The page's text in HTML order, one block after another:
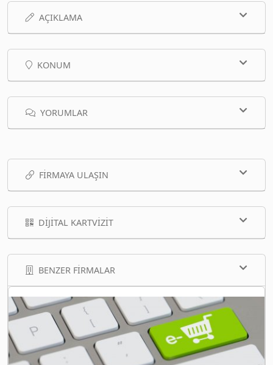
AÇIKLAMA
KONUM
YORUMLAR
FIRMAYA ULAŞIN
DIJITAL KARTVIZIT
BENZER FIRMALAR